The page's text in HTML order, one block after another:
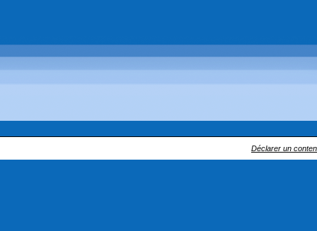
Déclarer un